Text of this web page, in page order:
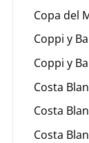
Copa del
Coppi y
Coppi y
Costa
Costa
Costa